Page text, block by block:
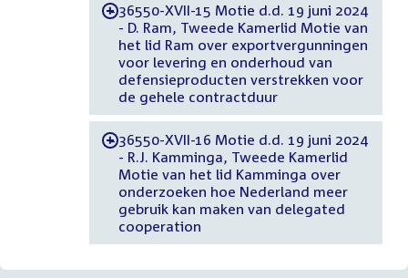
-36550-XVII-15 Motie d.d. 19 juni 2024
- D. Ram, Tweede Kamerlid Motie van
het lid Ram over exportvergunningen
voor levering en onderhoud van
defensieproducten verstrekken voor
de gehele contractduur
-36550-XVII-16 Motie d.d. 19 juni 2024
- R.J. Kamminga, Tweede Kamerlid
Motie van het lid Kamminga over
onderzoeken hoe Nederland meer
gebruik kan maken van delegated
cooperation